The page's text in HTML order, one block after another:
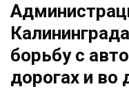
борьбу с
дорогах и во